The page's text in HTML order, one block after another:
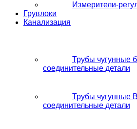
Измерители-
Грувлоки
Канализация
Трубы чугунные
соединительные детали
Трубы чугунные
соединительные детали